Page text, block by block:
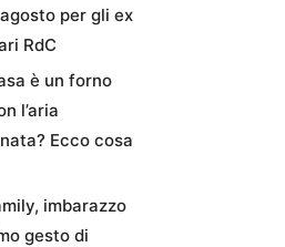
per gli ex
RdC
è un forno
l’aria
Ecco cosa
imbarazzo
gesto di